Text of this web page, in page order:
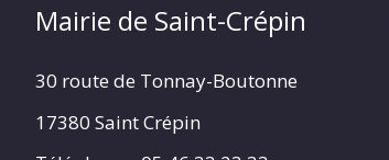
Mairie de Saint-Crépin
30 route de Tonnay-Boutonne
17380 Saint Crépin